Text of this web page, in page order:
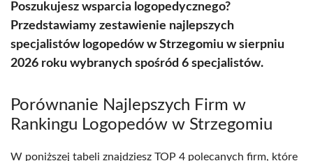
Poszukujesz wsparcia logopedycznego?
Przedstawiamy zestawienie najlepszych
specjalistów logopedów w Strzegomiu w sierpniu
2026 roku wybranych spośród 6 specjalistów.
Porównanie Najlepszych Firm w
Rankingu Logopedów w Strzegomiu
W poniższej tabeli znajdziesz TOP 4 polecanych firm, które